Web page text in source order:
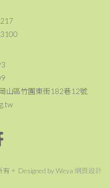
山區竹圍東街182巷12號
。 Designed by Weya 網頁設計